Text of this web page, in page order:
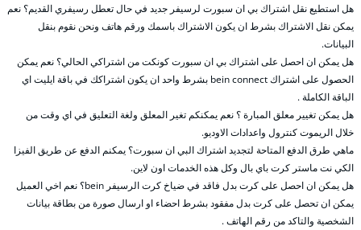
هل استطيع نقل اشتراك بي ان سبورت لرسيفر جديد في حال تعطل رسيفري القديم؟ نعم
يمكن نقل الاشتراك بشرط ان يكون الاشتراك باسمك ورقم هاتف ونحن نقوم بنقل
البيانات.
هل يمكن ان احصل على اشتراك بي ان سبورت كونكت من اشتراكي الحالي؟ نعم يمكن
الحصول على اشتراك bein connect بشرط واحد ان يكون اشتراكك في باقة ايليت اي
الباقة الكاملة .
هل يمكن تغيير معلق المبارة ؟ نعم يمكنكم تغير المعلق ولغة التعليق في اي وقت من
خلال الريموت كنترول واعدادات الاوديو.
ماهي طرق الدفع المتاحة لتجديد اشتراك البي ان سبورت؟ يمكنم الدفع عن طريق الفيزا
الكي نت ماستر كرت باي بال وكل هذه الخدمات اون لاين.
هل يمكن ان احصل على كرت بدل فاقد في ضياخ كرت الرسيفر bein؟ نعم اخي العميل
يمكن ان تحصل على كرت بدل مفقود بشرط احضاء او ارسال صورة من بطاقة بيانات
الشخصية والتاكد من رقم الهاتف .